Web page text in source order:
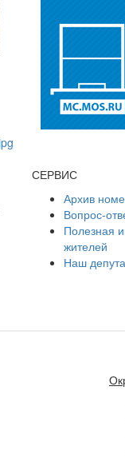
СЕРВИС
Архив
Вопрос-
Полезная
жителей
Наш